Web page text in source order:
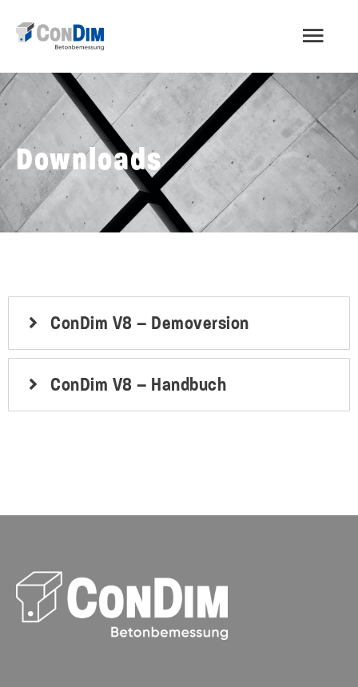
Inhalt
springen
Downloads
ConDim V8 – Demoversion
ConDim V8 – Handbuch